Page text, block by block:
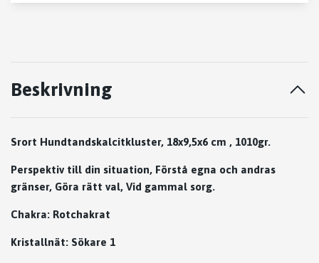
Beskrivning
Srort Hundtandskalcitkluster, 18x9,5x6 cm , 1010gr.
Perspektiv till din situation, Förstå egna och andras
gränser, Göra rätt val, Vid gammal sorg.
Chakra: Rotchakrat
Kristallnät: Sökare 1